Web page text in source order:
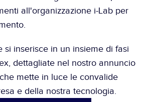
all'organizzazione i-Lab per
si inserisce in un insieme di fasi
dettagliate nel nostro annuncio
mette in luce le convalide
e della nostra tecnologia.